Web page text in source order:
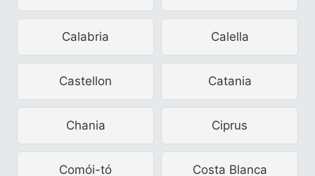
Calabria Calella
Castellon Catania
Chania Ciprus
Comói-tó Costa Blanca